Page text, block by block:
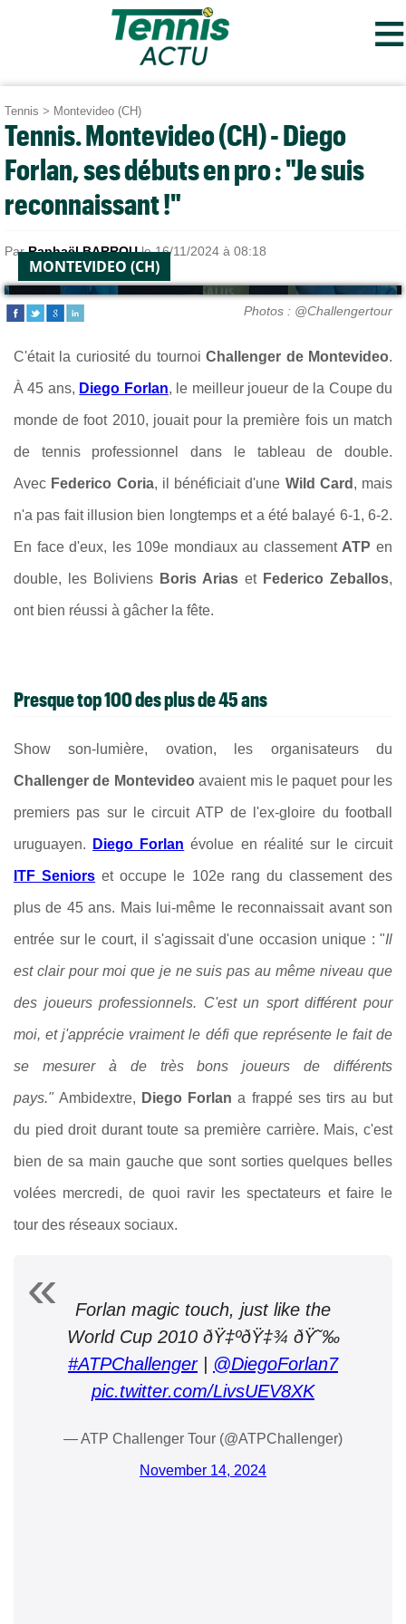
≡
Tennis > Montevideo (CH)
Tennis. Montevideo (CH) - Diego
Forlan, ses débuts en pro : "Je suis
reconnaissant !"
ParRaphaël BARROUle 16/11/2024 à 08:18
MONTEVIDEO (CH)
Photos : @Challengertour
C'était la curiosité du tournoiChallenger de Montevideo.
À 45 ans, Diego Forlan, le meilleur joueur de la Coupe du
monde de foot 2010, jouait pour la première fois un match
de tennis professionnel dans le tableau de double.
Avec Federico Coria, il bénéficiait d'une Wild Card , mais
n'a pas fait illusion bien longtemps et a été balayé 6-1, 6-2.
En face d'eux, les 109e mondiaux au classement ATP en
double, les Boliviens Boris Arias et Federico Zeballos,
ont bien réussi à gâcher la fête.
Presque top 100 des plus de 45 ans
Show son-lumière, ovation, les organisateurs du
Challenger de Montevideo avaient mis le paquet pour les
premiers pas sur le circuit ATP de l'ex-gloire du football
uruguayen. Diego Forlan évolue en réalité sur le circuit
ITF Seniors et occupe le 102e rang du classement des
plus de 45 ans. Mais lui-même le reconnaissait avant son
entrée sur le court, il s'agissait d'une occasion unique : "Il
est clair pour moi que je ne suis pas au même niveau que
des joueurs professionnels. C'est un sport différent pour
moi, et j'apprécie vraiment le défi que représente le fait de
se mesurer à de très bons joueurs de différents
pays." Ambidextre, Diego Forlan a frappé ses tirs au but
du pied droit durant toute sa première carrière. Mais, c'est
bien de sa main gauche que sont sorties quelques belles
volées mercredi, de quoi ravir les spectateurs et faire le
tour des réseaux sociaux.
Forlan magic touch, just like the
World Cup 2010 ðŸ‡ºðŸ‡¾ ðŸ˜‰
#ATPChallenger| @DiegoForlan7
pic.twitter.com/LivsUEV8XK
— ATP Challenger Tour (@ATPChallenger)
November 14, 2024